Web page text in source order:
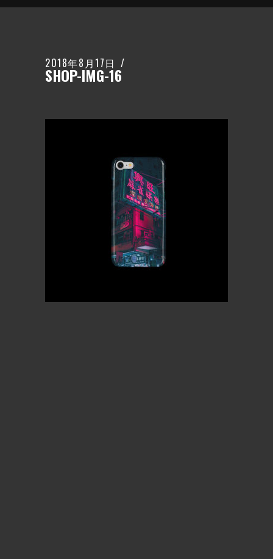
2018年8月17日
SHOP-IMG-16